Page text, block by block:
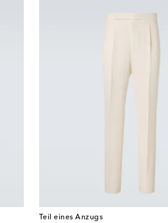
Teil eines Anzugs